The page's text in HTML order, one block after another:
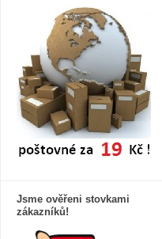
Jsme ověřeni stovkami
zákazníků!